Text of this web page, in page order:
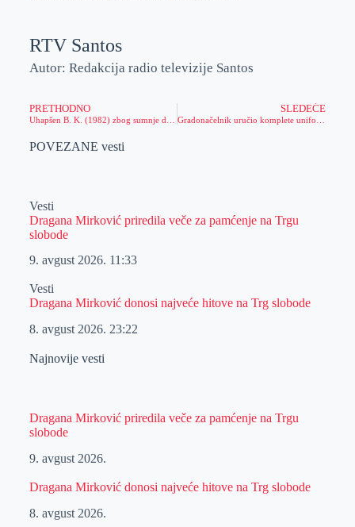
RTV Santos
Autor: Redakcija radio televizije Santos
PRETHODNO SLEDEĆE
POVEZANE vesti
Vesti
Dragana Mirković priredila veče za pamćenje na Trgu
slobode
9. avgust 2026. 11:33
Vesti
Dragana Mirković donosi najveće hitove na Trg slobode
8. avgust 2026. 23:22
Najnovije vesti
Dragana Mirković priredila veče za pamćenje na Trgu
slobode
9. avgust 2026.
Dragana Mirković donosi najveće hitove na Trg slobode
8. avgust 2026.